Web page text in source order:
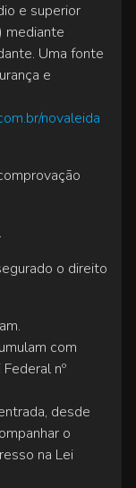
e superior
mediante
Uma fonte
e
novaleida
o direito
com
nº
desde
o
na Lei